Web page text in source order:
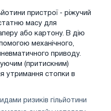
пристрої - ріжучий
масу для
або картону. В дію
механічного,
приводу.
(притискним)
утримання стопки в
ризиків гільйотини